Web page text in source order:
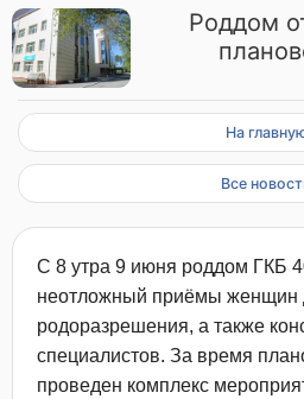
Роддом
На
Все
С 8 утра 9 июня роддом ГКБ
неотложный приёмы женщин
родоразрешения, а также
специалистов. За время
проведен комплекс